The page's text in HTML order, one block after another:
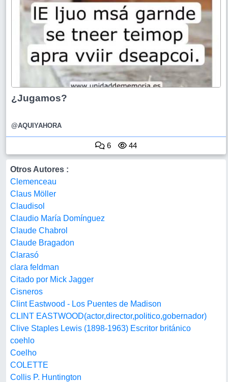
¿Jugamos?
@AQUIYAHORA
6 44
Otros Autores :
Clemenceau
Claus Möller
Claudisol
Claudio María Domínguez
Claude Chabrol
Claude Bragadon
Clarasó
clara feldman
Citado por Mick Jagger
Cisneros
Clint Eastwood - Los Puentes de Madison
CLINT EASTWOOD(actor,director,politico,gobernador)
Clive Staples Lewis (1898-1963) Escritor británico
coehlo
Coelho
COLETTE
Collis P. Huntington